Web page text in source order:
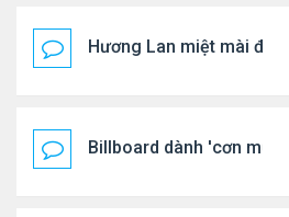
Hương Lan miệt mài đi
Billboard dành 'cơn mưa'